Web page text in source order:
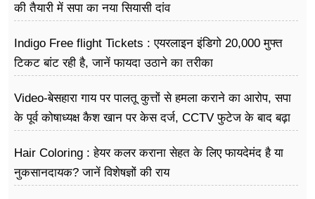
की तैयारी में सपा का नया सियासी दांव
Indigo Free flight Tickets : एयरलाइन इंडिगो 20,000 मुफ्त
टिकट बांट रही है, जानें फायदा उठाने का तरीका
Video-बेसहारा गाय पर पालतू कुत्तों से हमला कराने का आरोप, सपा
के पूर्व कोषाध्यक्ष कैश खान पर केस दर्ज, CCTV फुटेज के बाद बढ़ा
Hair Coloring : हेयर कलर कराना सेहत के लिए फायदेमंद है या
नुकसानदायक? जानें विशेषज्ञों की राय